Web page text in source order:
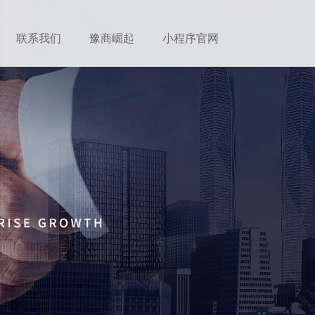
联系我们 豫商崛起 小程序官网